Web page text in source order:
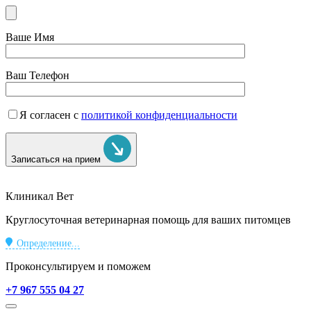
Ваше Имя
Ваш Телефон
Я согласен с политикой конфиденциальности
Записаться на прием
Клиникал Вет
Круглосуточная ветеринарная помощь для ваших питомцев
Определение...
Проконсультируем и поможем
+7 967 555 04 27